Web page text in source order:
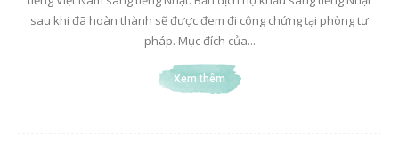
sau khi đã hoàn thành sẽ được đem đi công chứng tại phòng tư
pháp. Mục đích của...
Xem thêm